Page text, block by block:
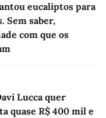
eucaliptos para
Sem saber,
com que os
Lucca quer
quase R$ 400 mil e